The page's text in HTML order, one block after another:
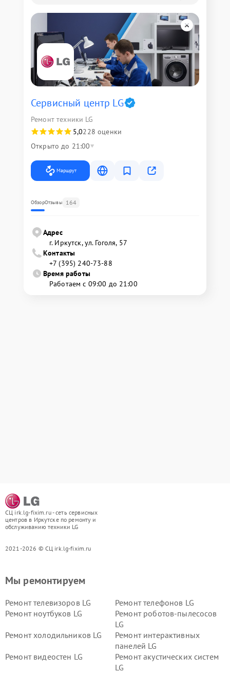
Сервисный центр LG
Ремонт техники LG
5,0228 оценки
Открыто до 21:00
Маршрут
ОбзорОтзывы 164
Адрес
г. Иркутск, ул. ​Гоголя, 57
Контакты
+7 (395) 240-73-88
Время работы
Работаем с 09:00 до 21:00
СЦ irk.lg-fixim.ru - сеть сервисных
центров в Иркутске по ремонту и
обслуживанию техники LG
2021-2026 © СЦ irk.lg-fixim.ru
Мы ремонтируем
Ремонт телевизоров LG
Ремонт телефонов LG
Ремонт ноутбуков LG
Ремонт роботов-пылесосов
LG
Ремонт холодильников LG
Ремонт интерактивных
панелей LG
Ремонт видеостен LG
Ремонт акустических систем
LG